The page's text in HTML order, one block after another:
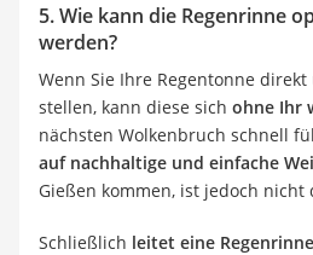
5. Wie kann die Regenrinne
werden?
Wenn Sie Ihre Regentonne
stellen, kann diese sich ohne Ihr
nächsten Wolkenbruch schnell
auf nachhaltige und einfache
Gießen kommen, ist jedoch nicht
Schließlich leitet eine